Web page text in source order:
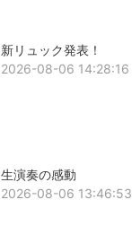
新リュック発表！
2026-08-06 14:28:16
生演奏の感動
2026-08-06 13:46:53